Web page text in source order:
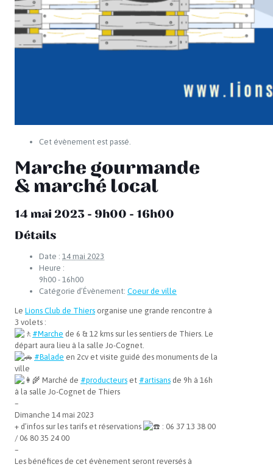
Cet évènement est passé.
Marche gourmande
& marché local
14 mai 2023 - 9h00 - 16h00
Détails
Date : 14 mai 2023
Heure :
9h00 - 16h00
Catégorie d’Évènement: Coeur de ville
Le Lions Club de Thiers organise une grande rencontre à
3 volets :
#Marche de 6 & 12 kms sur les sentiers de Thiers. Le
départ aura lieu à la salle Jo-Cognet.
#Balade en 2cv et visite guidé des monuments de la
ville
Marché de #producteurs et #artisans de 9h à 16h
à la salle Jo-Cognet de Thiers
–
Dimanche 14 mai 2023
+ d’infos sur les tarifs et réservations
: 06 37 13 38 00
/ 06 80 35 24 00
–
Les bénéfices de cet évènement seront reversés à